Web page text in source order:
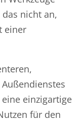
nicht an,
einer
einzigartige
für den